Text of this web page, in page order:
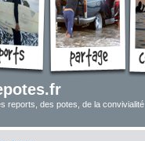
reports, des potes, de la convivialité